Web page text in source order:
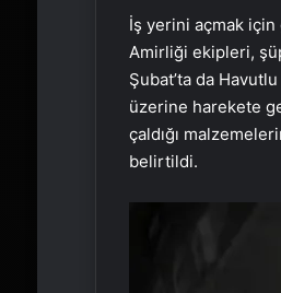
İş yerini açmak için
Amirliği ekipleri,
Şubat’ta da
üzerine harekete
çaldığı
belirtildi.